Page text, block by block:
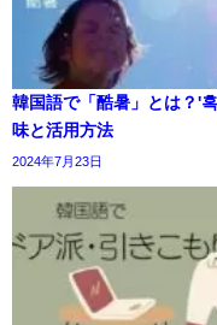
韓国語で「酷暑」とは？'
味と活用方法
2024年7月23日